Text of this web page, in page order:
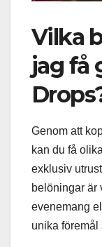
Vilka
jag få
Genom att
kan du få
exklusiv
belöningar är
evenemang
unika föremål